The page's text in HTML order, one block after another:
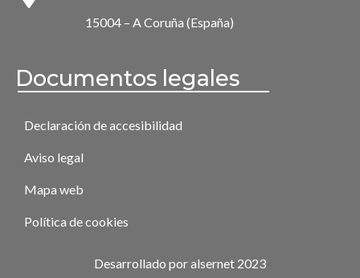
15004 – A Coruña (España)
Documentos legales
Declaración de accesibilidad
Aviso legal
Mapa web
Política de cookies
Desarrollado por alsernet 2023